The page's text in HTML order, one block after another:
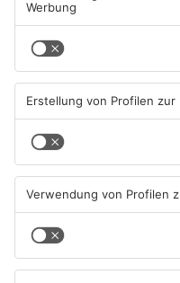
Wächtersbacher
Schwimmbad bleibt heute
geschlossen
05.08.2026, 07:31 UHR IN MAIN-
KINZIG-KREIS
TOPNEWS